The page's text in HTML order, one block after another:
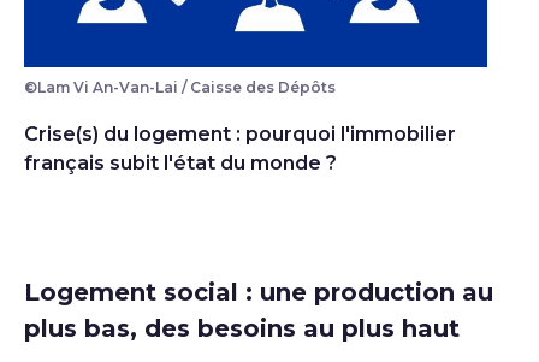
Crise(s) du logement : pourquoi l'immobilier
français subit l'état du monde ?
©Lam Vi An-Van-Lai / Caisse des Dépôts
Logement social : une production au
plus bas, des besoins au plus haut